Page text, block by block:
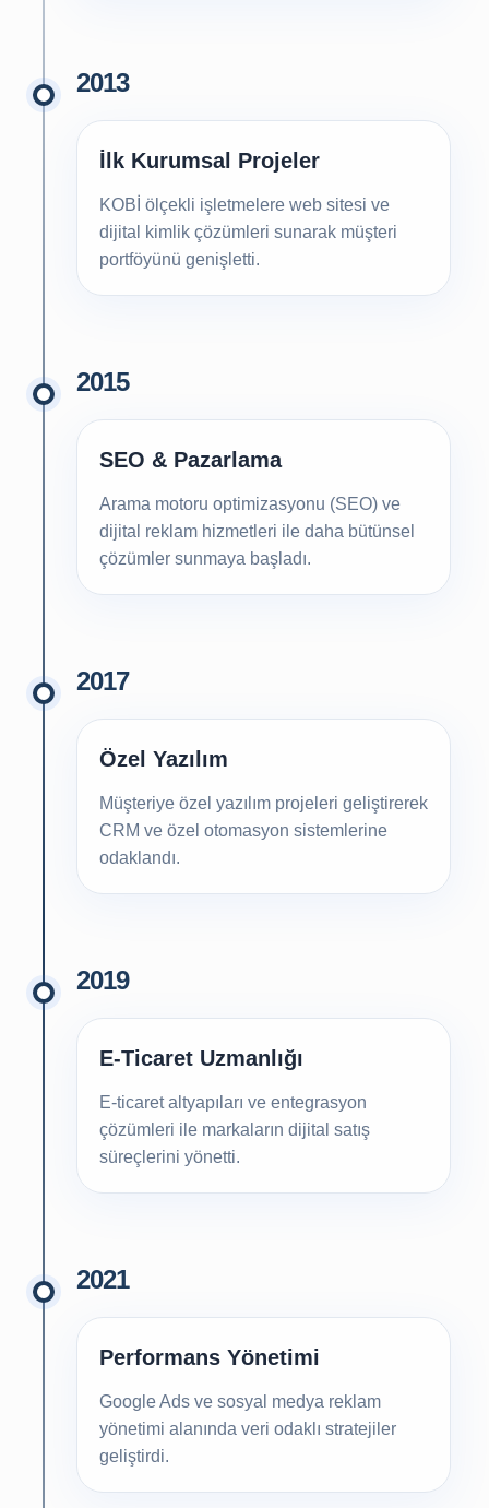
2013
İlk Kurumsal Projeler
KOBİ ölçekli işletmelere web sitesi ve
dijital kimlik çözümleri sunarak müşteri
portföyünü genişletti.
2015
SEO & Pazarlama
Arama motoru optimizasyonu (SEO) ve
dijital reklam hizmetleri ile daha bütünsel
çözümler sunmaya başladı.
2017
Özel Yazılım
Müşteriye özel yazılım projeleri geliştirerek
CRM ve özel otomasyon sistemlerine
odaklandı.
2019
E-Ticaret Uzmanlığı
E-ticaret altyapıları ve entegrasyon
çözümleri ile markaların dijital satış
süreçlerini yönetti.
2021
Performans Yönetimi
Google Ads ve sosyal medya reklam
yönetimi alanında veri odaklı stratejiler
geliştirdi.